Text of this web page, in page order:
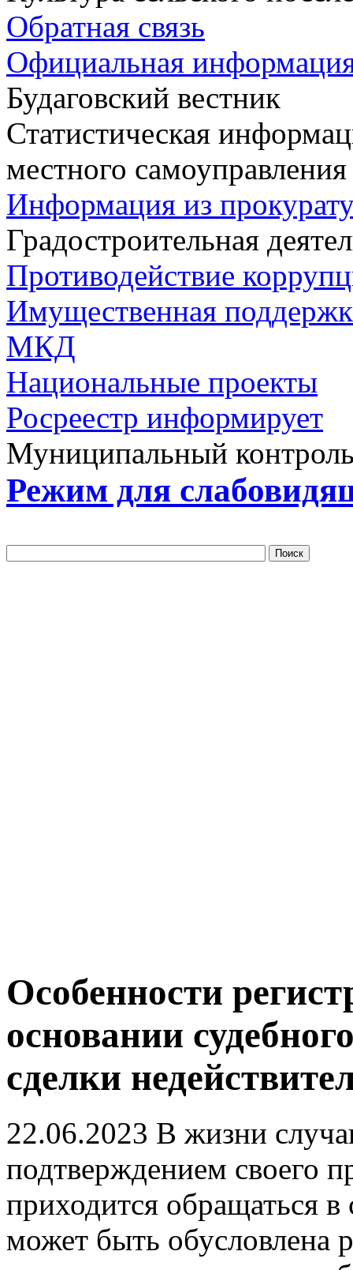
Обратная связь
Официальная
Будаговский вестник
Статистическая
местного самоуправления
Информация из
Градостроительная
Противодействие
Имущественная
МКД
Национальные проекты
Росреестр информирует
Муниципальный
Режим для
Особенности
основании
сделки
22.06.2023 В жизни
подтверждением своего
приходится обращаться
может быть обусловлена